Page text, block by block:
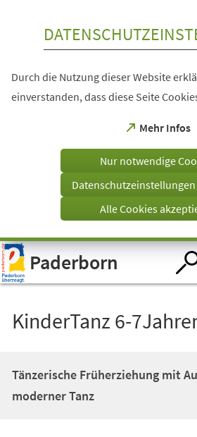
Visuelle
Assistenzsoftware
öffnen.
Durch die Nutzung dieser Website
einverstanden, dass diese Seite
Mehr Infos
(Öffnet
einem
Tab)
Nur notwendige
Alle Cookies
Paderborn
KinderTanz 6-
Tänzerische Früherziehung mit
moderner Tanz